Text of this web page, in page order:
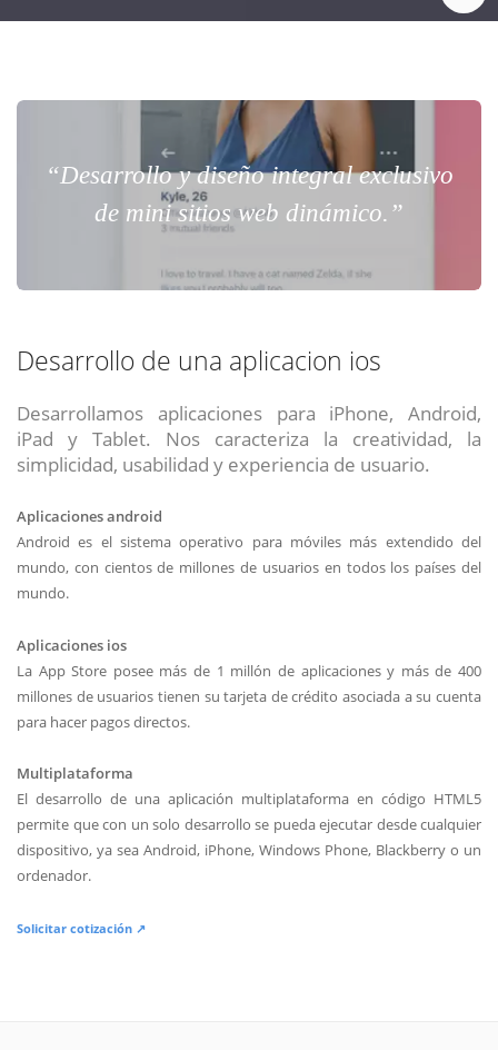
“Desarrollo y diseño integral exclusivo
de mini sitios web dinámico.”
Desarrollo de una aplicacion ios
Desarrollamos aplicaciones para iPhone, Android,
iPad y Tablet. Nos caracteriza la creatividad, la
simplicidad, usabilidad y experiencia de usuario.
Aplicaciones android
Android es el sistema operativo para móviles más extendido del
mundo, con cientos de millones de usuarios en todos los países del
mundo.
Aplicaciones ios
La App Store posee más de 1 millón de aplicaciones y más de 400
millones de usuarios tienen su tarjeta de crédito asociada a su cuenta
para hacer pagos directos.
Multiplataforma
El desarrollo de una aplicación multiplataforma en código HTML5
permite que con un solo desarrollo se pueda ejecutar desde cualquier
dispositivo, ya sea Android, iPhone, Windows Phone, Blackberry o un
ordenador.
Solicitar cotización ↗